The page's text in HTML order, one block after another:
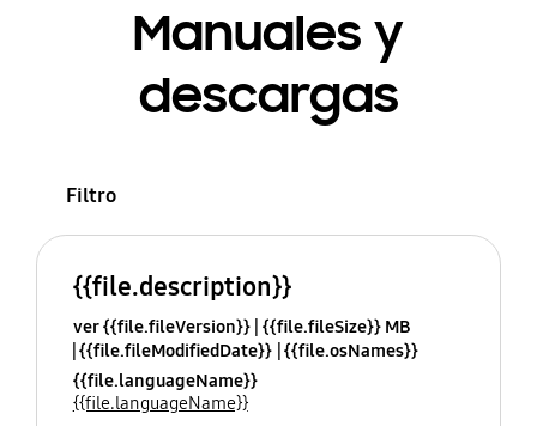
Manuales y
descargas
Filtro
{{file.description}}
ver {{file.fileVersion}} {{file.fileSize}} MB
{{file.fileModifiedDate}} {{file.osNames}}
{{file.languageName}}
{{file.languageName}}